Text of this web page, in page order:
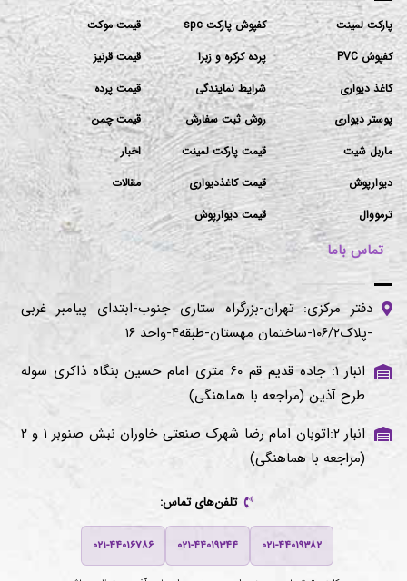
پارکت لمینت
کفپوش PVC
کاغذ دیواری
پوستر دیواری
ماربل شیت
دیوارپوش
ترمووال
کفپوش پارکت spc
پرده کرکره و زبرا
شرایط نمایندگی
روش ثبت سفارش
قیمت پارکت لمینت
قیمت کاغذدیواری
قیمت دیوارپوش
قیمت موکت
قیمت قرنیز
قیمت پرده
قیمت چمن
اخبار
مقالات
تماس باما
دفتر مرکزی: تهران-بزرگراه ستاری جنوب-ابتدای پیامبر غربی
-پلاک۱۰۶/۲-ساختمان مهستان-طبقه۴-واحد ۱۶
انبار ۱: جاده قدیم قم ۶۰ متری امام حسین بنگاه ذاکری سوله
طرح آذین (مراجعه با هماهنگی)
انبار ۲:اتوبان امام رضا شهرک صنعتی خاوران نبش صنوبر ۱ و ۲
(مراجعه با هماهنگی)
تلفن‌های تماس:
۰۲۱-۴۴۰۱۹۳۸۲ ۰۲۱-۴۴۰۱۹۳۴۴ ۰۲۱-۴۴۰۱۶۷۸۶